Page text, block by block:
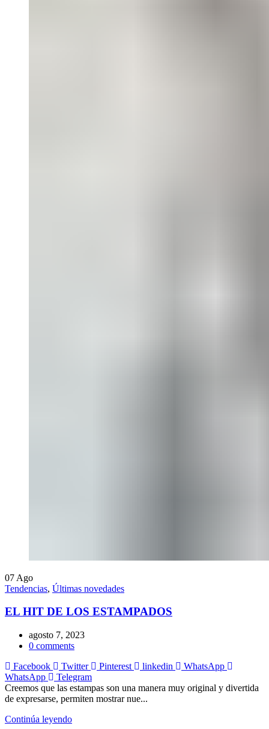
07 Ago
Tendencias, Últimas novedades
EL HIT DE LOS ESTAMPADOS
agosto 7, 2023
0 comments
Facebook
Twitter Pinterest linkedin
WhatsApp
WhatsApp
Telegram
Creemos que las estampas son una manera muy original y divertida
de expresarse, permiten mostrar nue...
Continúa leyendo